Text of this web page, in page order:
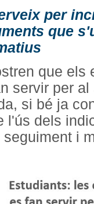
per
que
que els
servir per
si bé ja
l'ús dels
i